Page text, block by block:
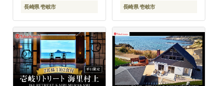
長崎県 壱岐市 長崎県 壱岐市